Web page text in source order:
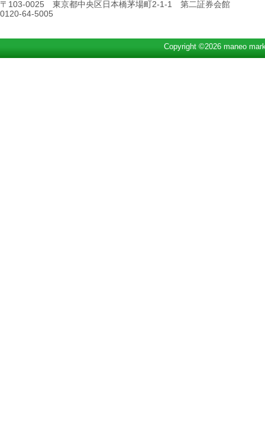
〒103-0025 東京都中央区日本橋茅場町2-1-1 第二証券会館
0120-64-5005
Copyright ©2026 maneo